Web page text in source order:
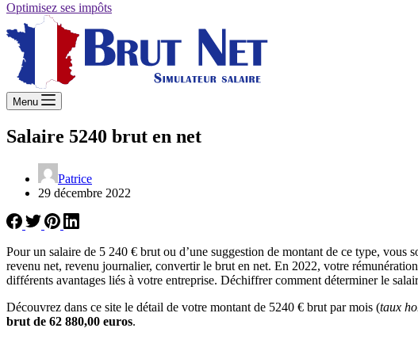
Optimisez ses impôts
Menu
Salaire 5240 brut en net
Patrice
29 décembre 2022
Pour un salaire de 5 240 € brut ou d’une suggestion de montant de ce type,
revenu net, revenu journalier, convertir le brut en net. En 2022, votre
différents avantages liés à votre entreprise. Déchiffrer comment déterminer le
Découvrez dans ce site le détail de votre montant de 5240 € brut par mois (taux
brut de 62 880,00 euros.